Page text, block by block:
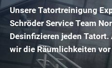
Unsere Tatortreinigung
Schröder Service Team
Desinfizieren jeden
wir die Räumlichkeiten vor